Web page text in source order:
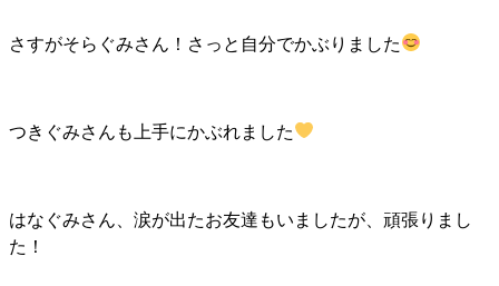
さすがそらぐみさん！さっと自分でかぶりました
つきぐみさんも上手にかぶれました
はなぐみさん、涙が出たお友達もいましたが、頑張りまし
た！